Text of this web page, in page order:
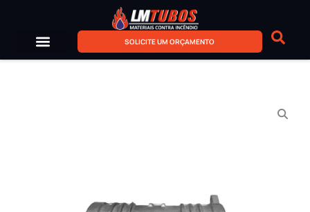
SOLICITE UM ORÇAMENTO